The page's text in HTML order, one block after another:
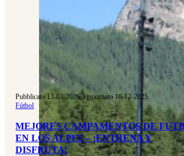
Pubblicato 13-03-2026|Aggiornato 16-12-2025
Fútbol
MEJORES CAMPAMENTOS DE
EN LOS ALPES – ¡ENTRENA Y
DISFRUTA!